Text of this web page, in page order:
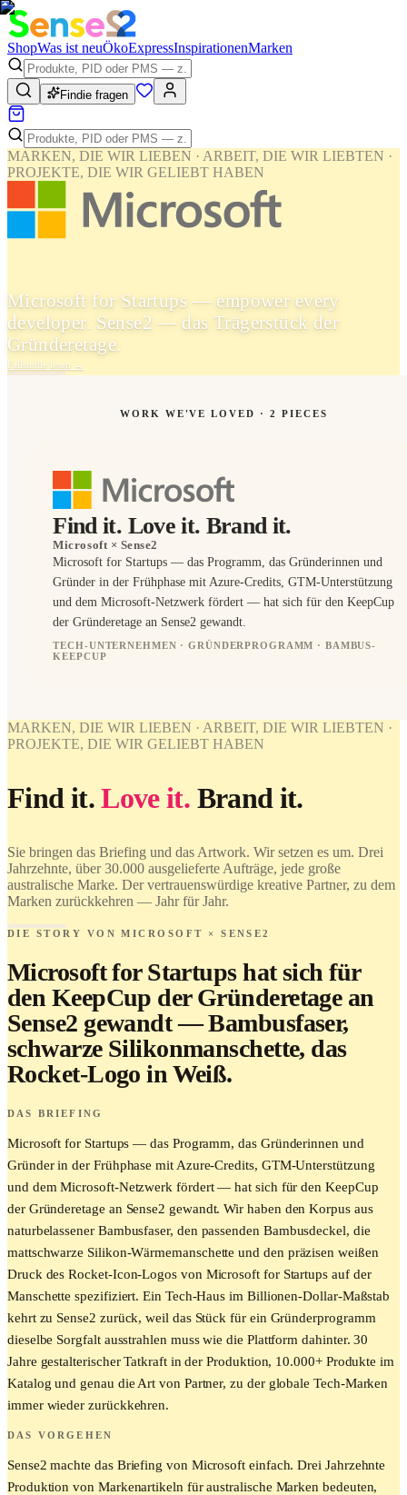
ShopWas ist neuÖkoExpressInspirationenMarken
Findie fragen
MARKEN, DIE WIR LIEBEN · ARBEIT, DIE WIR LIEBTEN ·
PROJEKTE, DIE WIR GELIEBT HABEN
Microsoft for Startups — empower every
developer. Sense2 — das Trägerstück der
Gründeretage.
Fallstudie lesen →
WORK WE'VE LOVED ·2 PIECES
Find it. Love it. Brand it.
Microsoft× Sense2
Microsoft for Startups — das Programm, das Gründerinnen und
Gründer in der Frühphase mit Azure-Credits, GTM-Unterstützung
und dem Microsoft-Netzwerk fördert — hat sich für den KeepCup
der Gründeretage an Sense2 gewandt.
TECH-UNTERNEHMEN · GRÜNDERPROGRAMM · BAMBUS-
KEEPCUP
BRANDED
WE'VE
LOVED
× Sense2.
Find it.
MARKEN, DIE WIR LIEBEN · ARBEIT, DIE WIR LIEBTEN ·
PROJEKTE, DIE WIR GELIEBT HABEN
Find it.Love it. Brand it.
Sie bringen das Briefing und das Artwork. Wir setzen es um. Drei
Jahrzehnte, über 30.000 ausgelieferte Aufträge, jede große
australische Marke. Der vertrauenswürdige kreative Partner, zu dem
Marken zurückkehren — Jahr für Jahr.
DIE STORY VON MICROSOFT × SENSE2
Microsoft for Startups hat sich für
den KeepCup der Gründeretage an
Sense2 gewandt — Bambusfaser,
schwarze Silikonmanschette, das
Rocket-Logo in Weiß.
DAS BRIEFING
Microsoft for Startups — das Programm, das Gründerinnen und
Gründer in der Frühphase mit Azure-Credits, GTM-Unterstützung
und dem Microsoft-Netzwerk fördert — hat sich für den KeepCup
der Gründeretage an Sense2 gewandt. Wir haben den Korpus aus
naturbelassener Bambusfaser, den passenden Bambusdeckel, die
mattschwarze Silikon-Wärmemanschette und den präzisen weißen
Druck des Rocket-Icon-Logos von Microsoft for Startups auf der
Manschette spezifiziert. Ein Tech-Haus im Billionen-Dollar-Maßstab
kehrt zu Sense2 zurück, weil das Stück für ein Gründerprogramm
dieselbe Sorgfalt ausstrahlen muss wie die Plattform dahinter. 30
Jahre gestalterischer Tatkraft in der Produktion, 10.000+ Produkte im
Katalog und genau die Art von Partner, zu der globale Tech-Marken
immer wieder zurückkehren.
DAS VORGEHEN
Sense2 machte das Briefing von Microsoft einfach. Drei Jahrzehnte
Produktion von Markenartikeln für australische Marken bedeuten,